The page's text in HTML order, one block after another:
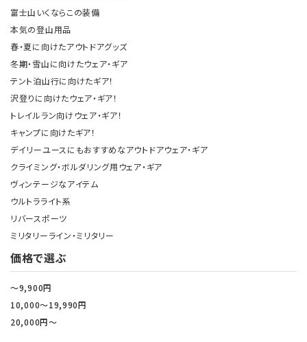
富士山いくならこの装備
本気の登山用品
春・夏に向けたアウトドアグッズ
冬期・雪山に向けたウェア・ギア
テント泊山行に向けたギア！
沢登りに向けたウェア・ギア！
トレイルラン向けウェア・ギア！
キャンプに向けたギア！
デイリーユースにもおすすめなアウトドアウェア・ギア
クライミング・ボルダリング用ウェア・ギア
ヴィンテージなアイテム
ウルトラライト系
リバースポーツ
ミリタリーライン・ミリタリー
価格で選ぶ
～9,900円
10,000～19,990円
20,000円～